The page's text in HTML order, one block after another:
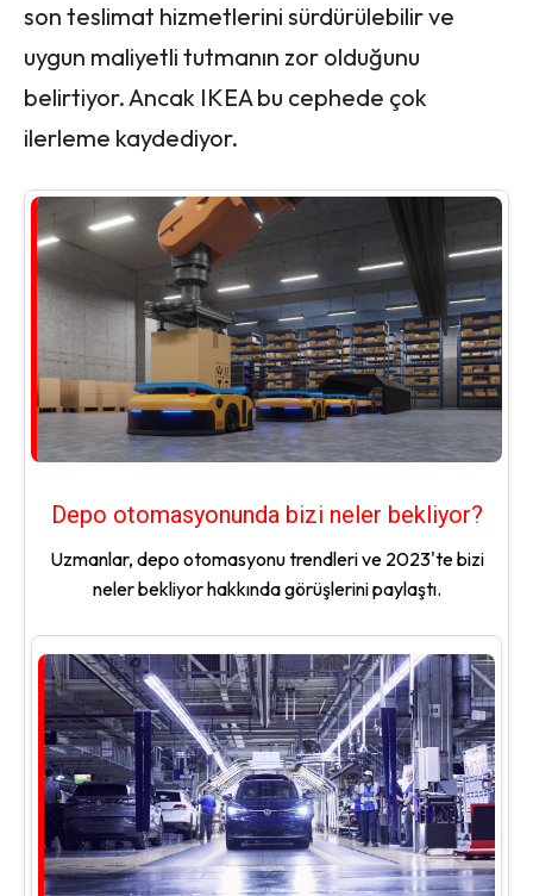
son teslimat hizmetlerini sürdürülebilir ve
uygun maliyetli tutmanın zor olduğunu
belirtiyor. Ancak IKEA bu ​​cephede çok
ilerleme kaydediyor.
Depo otomasyonunda bizi neler bekliyor?
Uzmanlar, depo otomasyonu trendleri ve 2023'te bizi
neler bekliyor hakkında görüşlerini paylaştı.